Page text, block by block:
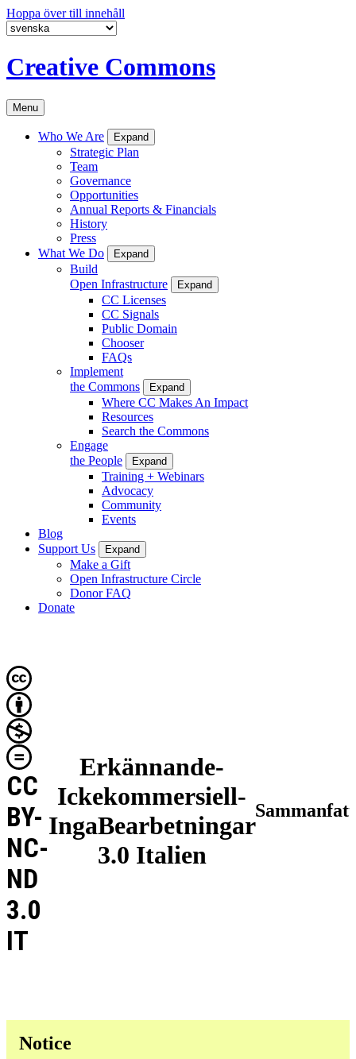
Hoppa över till innehåll
Creative Commons
Menu
Who We Are Expand
Strategic Plan
Team
Governance
Opportunities
Annual Reports & Financials
History
Press
What We Do
Expand
Build
Open Infrastructure
Expand
CC Licenses
CC Signals
Public Domain
Chooser
FAQs
Implement
the Commons
Expand
Where CC Makes An Impact
Resources
Search the Commons
Engage
the People
Expand
Training + Webinars
Advocacy
Community
Events
Blog
Support Us
Expand
Make a Gift
Open Infrastructure Circle
Donor FAQ
Donate
Erkännande-
Ickekommersiell-
IngaBearbetningar
3.0 Italien
CC
BY-
NC-
ND
3.0
IT
Notice